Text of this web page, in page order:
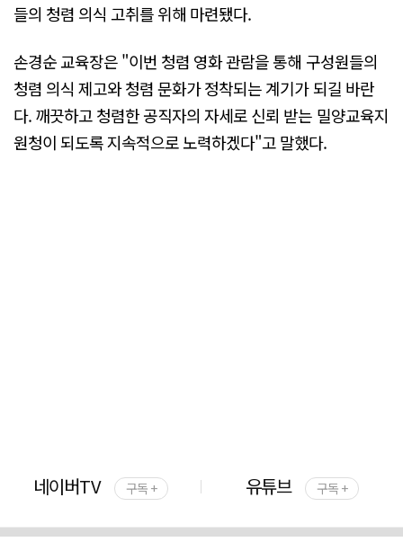
들의 청렴 의식 고취를 위해 마련됐다.
손경순 교육장은 "이번 청렴 영화 관람을 통해 구성원들의
청렴 의식 제고와 청렴 문화가 정착되는 계기가 되길 바란
다. 깨끗하고 청렴한 공직자의 자세로 신뢰 받는 밀양교육지
원청이 되도록 지속적으로 노력하겠다"고 말했다.
네이버TV 구독 + 유튜브 구독 +